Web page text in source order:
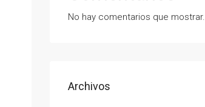
No hay comentarios que mostrar.
Archivos